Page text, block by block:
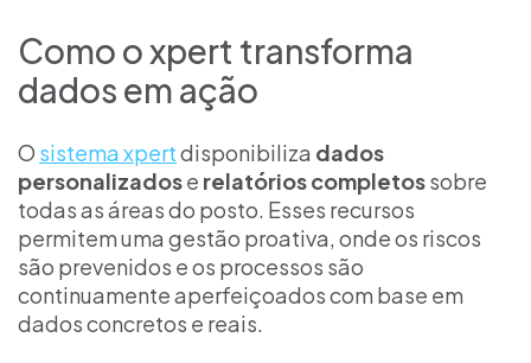
Como o xpert transforma
dados em ação
O sistema xpertdisponibiliza dados
personalizadose relatórios completossobre
todas as áreas do posto. Esses recursos
permitem uma gestão proativa, onde os riscos
são prevenidos e os processos são
continuamente aperfeiçoados com base em
dados concretos e reais.